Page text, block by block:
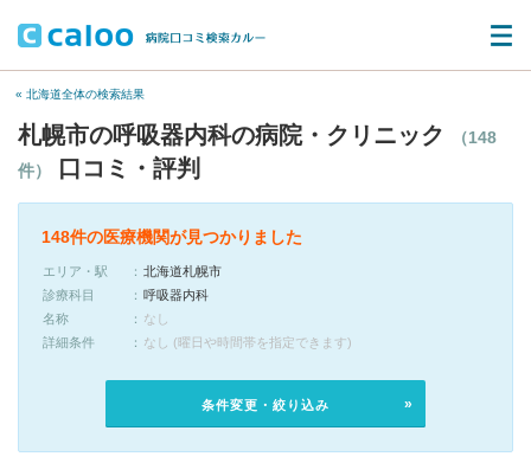
« 北海道全体の検索結果
札幌市の呼吸器内科の病院・クリニック
（148
件）
口コミ・評判
148件の医療機関が見つかりました
エリア・駅
北海道札幌市
診療科目
呼吸器内科
名称
なし
詳細条件
なし (曜日や時間帯を指定できます)
条件変更・絞り込み